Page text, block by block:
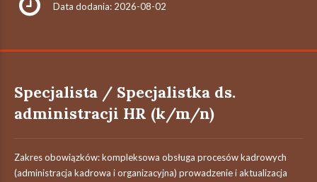
Data dodania: 2026-08-02
Specjalista / Specjalistka ds.
administracji HR (k/m/n)
Zakres obowiązków: kompleksowa obsługa procesów kadrowych
(administracja kadrowa i organizacyjna) prowadzenie i aktualizacja